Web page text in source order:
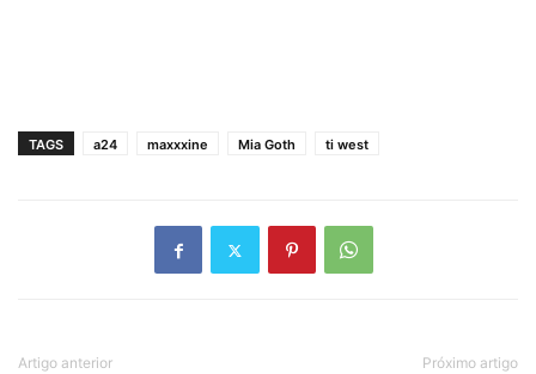
TAGS a24 maxxxine Mia Goth ti west
Artigo anterior Próximo artigo